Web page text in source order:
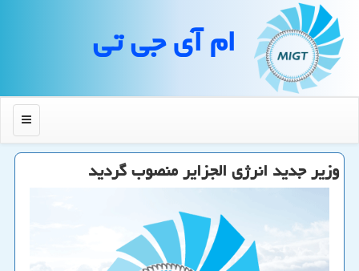
ام آی جی تی
منو
وزیر جدید انرژی الجزایر منصوب گردید